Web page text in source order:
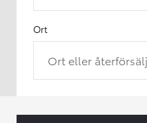
Ort
Ort eller